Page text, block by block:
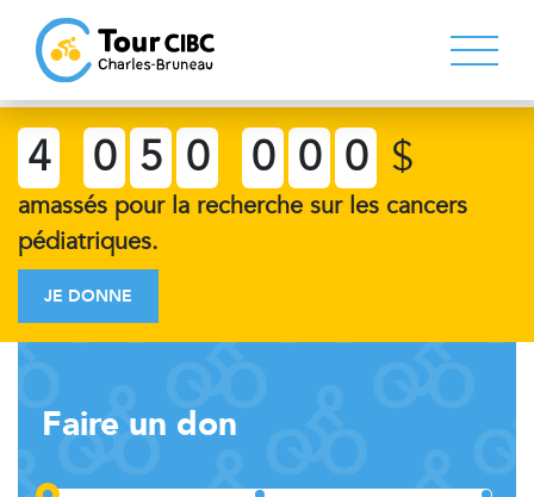
4 0 5 0 0 0 0 $
amassés pour la recherche sur les cancers
pédiatriques.
JE DONNE
Faire un don